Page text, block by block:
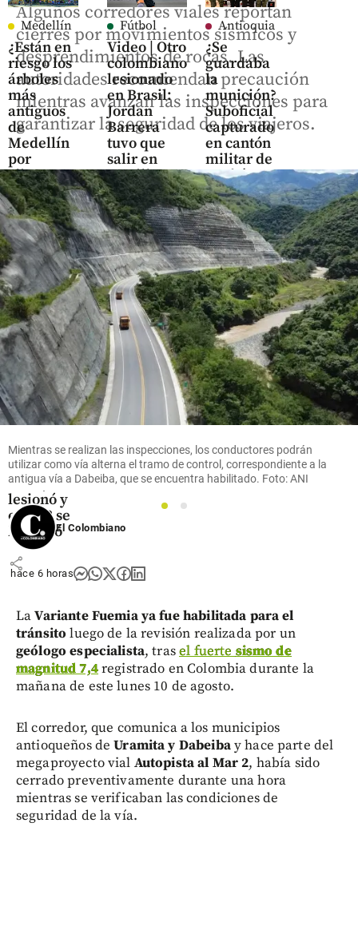
Medellín
¿Están en
riesgo los
árboles
más
antiguos
de
Medellín
por
climas
extremos?
hace 15
horas
share
Fútbol
Video | Otro
colombiano
lesionado
en Brasil:
Jordan
Barrera
tuvo que
salir en
camilla
share
Antioquia
¿Se
guardaba
la
munición?
Suboficial
capturado
en cantón
militar de
Urabá
share
Fútbol
Video |
Jugador
en Brasil
festejó gol
saltando
unas
pero cayó
a un
túnel, se
lesionó y
el VAR se
lo anuló
share
Algunos corredores viales reportan
cierres por movimientos sísmicos y
desprendimientos de rocas. Las
autoridades recomiendan precaución
mientras avanzan las inspecciones para
garantizar la seguridad de los viajeros.
Mientras se realizan las inspecciones, los conductores podrán
utilizar como vía alterna el tramo de control, correspondiente a la
antigua vía a Dabeiba, que se encuentra habilitado. Foto: ANI
1
2
El Colombiano
hace 6 horas
LaVariante Fuemia ya fue habilitada para el
tránsito luego de la revisión realizada por un
geólogo especialista, trasel fuertesismo de
magnitud 7,4registrado en Colombia durante la
mañana de este lunes 10 de agosto.
El corredor, que comunica a los municipios
antioqueños deUramita y Dabeibay hace parte del
megaproyecto vial Autopista al Mar 2, había sido
cerrado preventivamente durante una hora
mientras se verificaban las condiciones de
seguridad de la vía.